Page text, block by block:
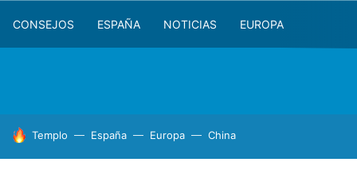
CONSEJOS ESPAÑA NOTICIAS EUROPA
HOY SE HABLA DE
Templo España Europa China